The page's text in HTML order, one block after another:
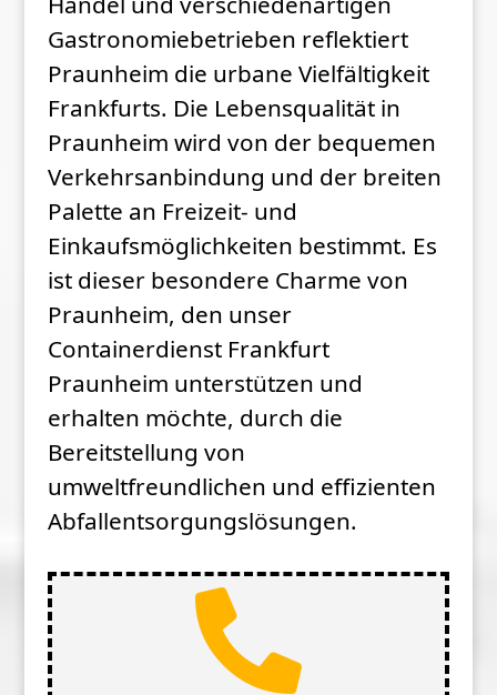
Gastronomiebetrieben reflektiert
Praunheim die urbane Vielfältigkeit
Frankfurts. Die Lebensqualität in
Praunheim wird von der bequemen
Verkehrsanbindung und der breiten
Palette an Freizeit- und
Einkaufsmöglichkeiten bestimmt. Es
ist dieser besondere Charme von
Praunheim, den unser
Containerdienst Frankfurt
Praunheim unterstützen und
erhalten möchte, durch die
Bereitstellung von
umweltfreundlichen und effizienten
Abfallentsorgungslösungen.
